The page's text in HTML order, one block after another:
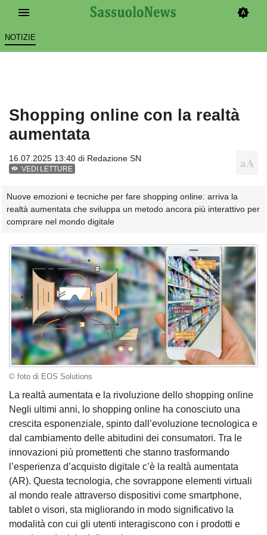
NOTIZIE
Shopping online con la realtà
aumentata
16.07.2025 13:40 di Redazione SN
VEDI LETTURE
Nuove emozioni e tecniche per fare shopping online: arriva la
realtà aumentata che sviluppa un metodo ancora più interattivo per
comprare nel mondo digitale
© foto di EOS Solutions
La realtà aumentata e la rivoluzione dello shopping online
Negli ultimi anni, lo shopping online ha conosciuto una
crescita esponenziale, spinto dall’evoluzione tecnologica e
dal cambiamento delle abitudini dei consumatori. Tra le
innovazioni più promettenti che stanno trasformando
l’esperienza d’acquisto digitale c’è la realtà aumentata
(AR). Questa tecnologia, che sovrappone elementi virtuali
al mondo reale attraverso dispositivi come smartphone,
tablet o visori, sta migliorando in modo significativo la
modalità con cui gli utenti interagiscono con i prodotti e